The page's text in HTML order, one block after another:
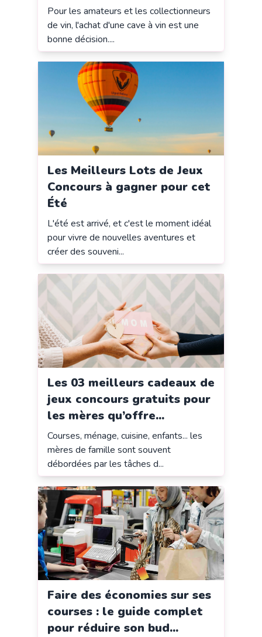
Pour les amateurs et les collectionneurs
de vin, l'achat d'une cave à vin est une
bonne décision....
Les Meilleurs Lots de Jeux
Concours à gagner pour cet
Été
L'été est arrivé, et c'est le moment idéal
pour vivre de nouvelles aventures et
créer des souveni...
Les 03 meilleurs cadeaux de
jeux concours gratuits pour
les mères qu’offre...
Courses, ménage, cuisine, enfants... les
mères de famille sont souvent
débordées par les tâches d...
Faire des économies sur ses
courses : le guide complet
pour réduire son bud...